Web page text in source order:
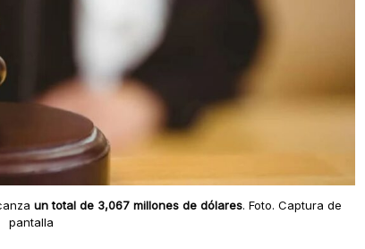
un total de 3,067 millones de dólares. Foto. Captura de
pantalla